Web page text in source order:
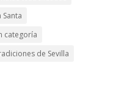
Santa
categoría
de Sevilla